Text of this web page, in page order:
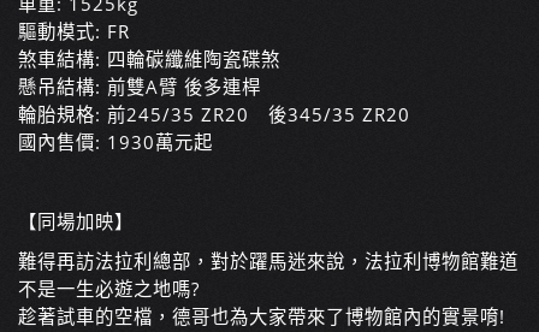
驅動模式: FR
煞車結構: 四輪碳纖維陶瓷碟煞
懸吊結構: 前雙A臂 後多連桿
輪胎規格: 前245/35 ZR20 後345/35 ZR20
國內售價: 1930萬元起
【同場加映】
難得再訪法拉利總部，對於躍馬迷來說，法拉利博物館難道
不是一生必遊之地嗎?
趁著試車的空檔，德哥也為大家帶來了博物館內的實景唷!